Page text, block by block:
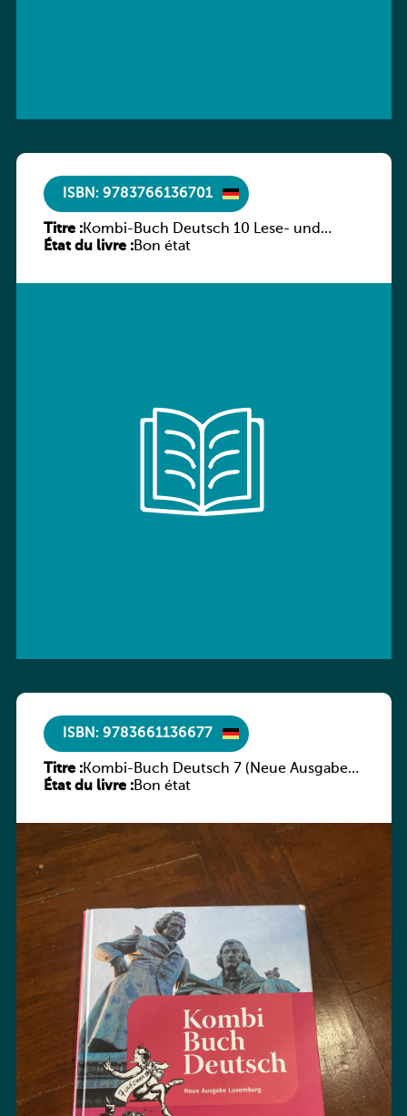
ISBN: 9783766136701
Titre :Kombi-Buch Deutsch 10 Lese- und
Sprachbuch
État du livre :Bon état
ISBN: 9783661136677
Titre :Kombi-Buch Deutsch 7 (Neue Ausgabe
Luxemburg)
État du livre :Bon état